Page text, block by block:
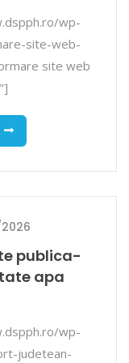
wp-
site-web-
site web
publica-
apa
wp-
judetean-